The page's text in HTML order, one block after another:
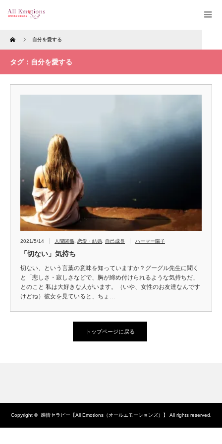
Home 自分を愛する
タグ：自分を愛する
2021/5/14 人間関係 恋愛・結婚 自己成長 ハーマー陽子
「切ない」気持ち
切ない、という言葉の意味を知っていますか？グーグル先生に聞く
と「悲しさ・寂しさなどで、胸が締め付けられるような気持ちだ」
とのこと 私は大好きな人がいます。（いや、女性のお友達なんです
けどね）彼女を見ていると、ちょ…
トップページに戻る
Copyright © 感情セラピー【All Emotions（オールエモーションズ）】 All rights reserved.